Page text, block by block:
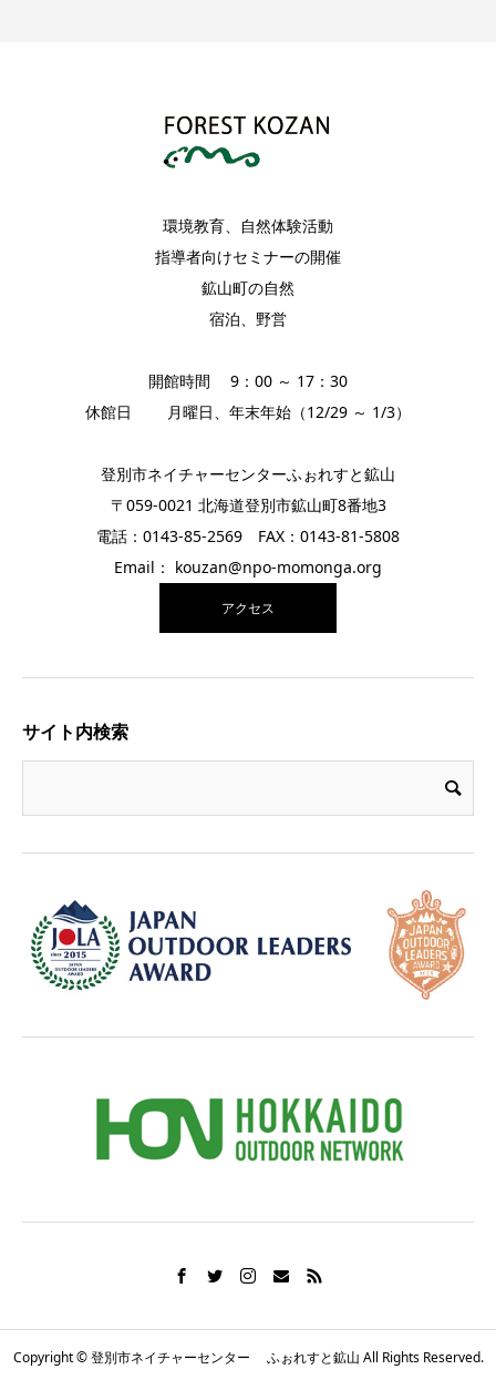
環境教育、自然体験活動
指導者向けセミナーの開催
鉱山町の自然
宿泊、野営
開館時間 9：00 ～ 17：30
休館日 月曜日、年末年始（12/29 ～ 1/3）
登別市ネイチャーセンターふぉれすと鉱山
〒059-0021 北海道登別市鉱山町8番地3
電話：0143-85-2569 FAX：0143-81-5808
Email： kouzan@npo-momonga.org
アクセス
サイト内検索
Copyright © 登別市ネイチャーセンター ふぉれすと鉱山 All Rights Reserved.